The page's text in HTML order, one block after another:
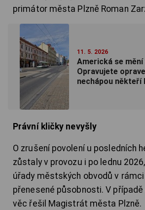
primátor města Plzně Roman
11. 5. 2026
Americká se
Opravujete
nechápou někteří
Právní kličky nevyšly
O zrušení povolení u posledních
zůstaly v provozu i po lednu
úřady městských obvodů v rámci
přenesené působnosti. V
věc řešil Magistrát města Plzně.